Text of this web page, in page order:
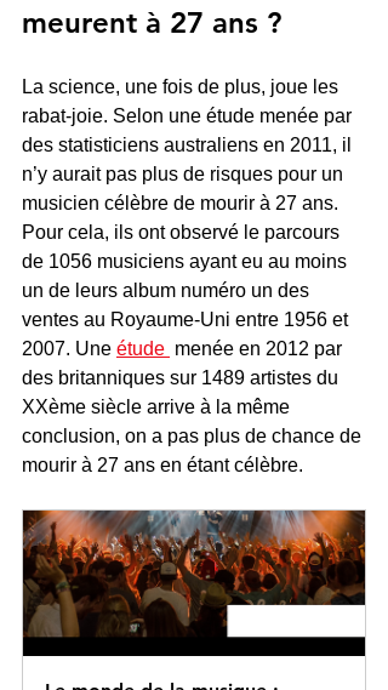
meurent à 27 ans ?
La science, une fois de plus, joue les
rabat-joie. Selon une étude menée par
des statisticiens australiens en 2011, il
n’y aurait pas plus de risques pour un
musicien célèbre de mourir à 27 ans.
Pour cela, ils ont observé le parcours
de 1056 musiciens ayant eu au moins
un de leurs album numéro un des
ventes au Royaume-Uni entre 1956 et
2007. Une étude menée en 2012 par
des britanniques sur 1489 artistes du
XXème siècle arrive à la même
conclusion, on a pas plus de chance de
mourir à 27 ans en étant célèbre.